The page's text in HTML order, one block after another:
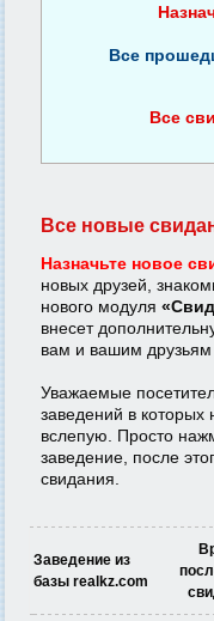
Все
Все
Все новые
Назначьте новое
новых друзей,
нового модуля
внесет
вам и вашим
Уважаемые
заведений в которых
вслепую. Просто
заведение, после
свидания.
Заведение из
базы realkz.com